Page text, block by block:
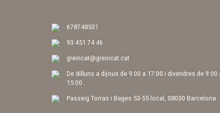
678748531
93 451 74 46
greincat@greincat.cat
De dilluns a dijous de 9:00 a 17:00 i divendres de 9:00
15:00.
Passeig Torras i Bages 53-55 local, 08030 Barcelona